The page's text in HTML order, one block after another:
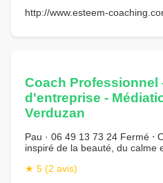
http://www.esteem-
Coach Professionnel
d'entreprise -
Verduzan
Pau · 06 49 13 73 24 Fermé ⋅
inspiré de la beauté, du calme
★ 5 (2 avis)